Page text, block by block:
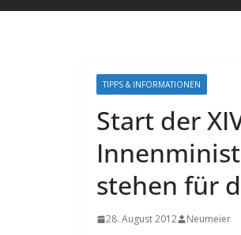
TIPPS & INFORMATIONEN
Start der
stehen für
28. August 2012 Neumeier